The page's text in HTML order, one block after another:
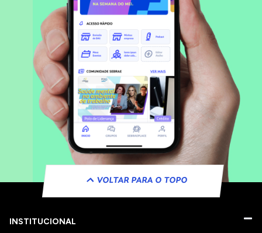
VOLTAR PARA O TOPO
INSTITUCIONAL